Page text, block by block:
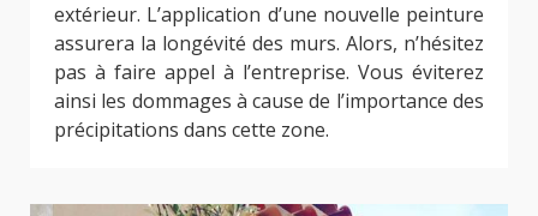
extérieur. L’application d’une nouvelle peinture
assurera la longévité des murs. Alors, n’hésitez
pas à faire appel à l’entreprise. Vous éviterez
ainsi les dommages à cause de l’importance des
précipitations dans cette zone.